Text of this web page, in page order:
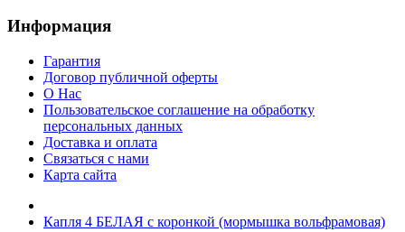
Информация
Гарантия
Договор публичной оферты
О Нас
Пользовательское соглашение на обработку
персональных данных
Доставка и оплата
Связаться с нами
Карта сайта
Капля 4 БЕЛАЯ с коронкой (мормышка вольфрамовая)